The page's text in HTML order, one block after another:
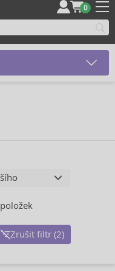
0
položek
Zrušit filtr (2)